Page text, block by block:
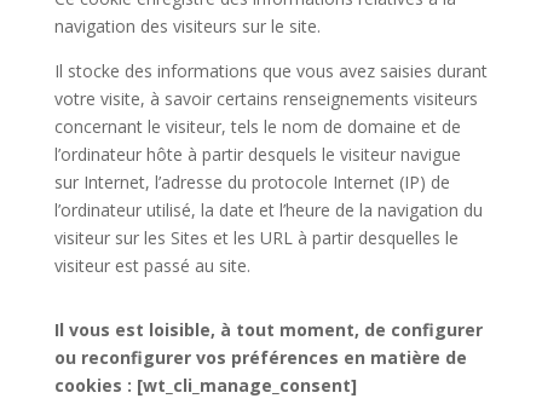
navigation des visiteurs sur le site.
Il stocke des informations que vous avez saisies durant
votre visite, à savoir certains renseignements visiteurs
concernant le visiteur, tels le nom de domaine et de
l’ordinateur hôte à partir desquels le visiteur navigue
sur Internet, l’adresse du protocole Internet (IP) de
l’ordinateur utilisé, la date et l’heure de la navigation du
visiteur sur les Sites et les URL à partir desquelles le
visiteur est passé au site.
Il vous est loisible, à tout moment, de configurer
ou reconfigurer vos préférences en matière de
cookies : [wt_cli_manage_consent]